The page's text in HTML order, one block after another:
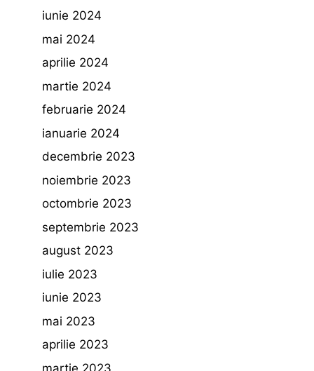
iunie 2024
mai 2024
aprilie 2024
martie 2024
februarie 2024
ianuarie 2024
decembrie 2023
noiembrie 2023
octombrie 2023
septembrie 2023
august 2023
iulie 2023
iunie 2023
mai 2023
aprilie 2023
martie 2023